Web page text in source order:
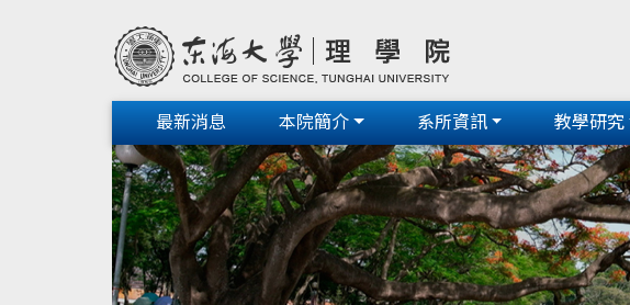
最新消息 本院簡介 系所資訊 教學研究